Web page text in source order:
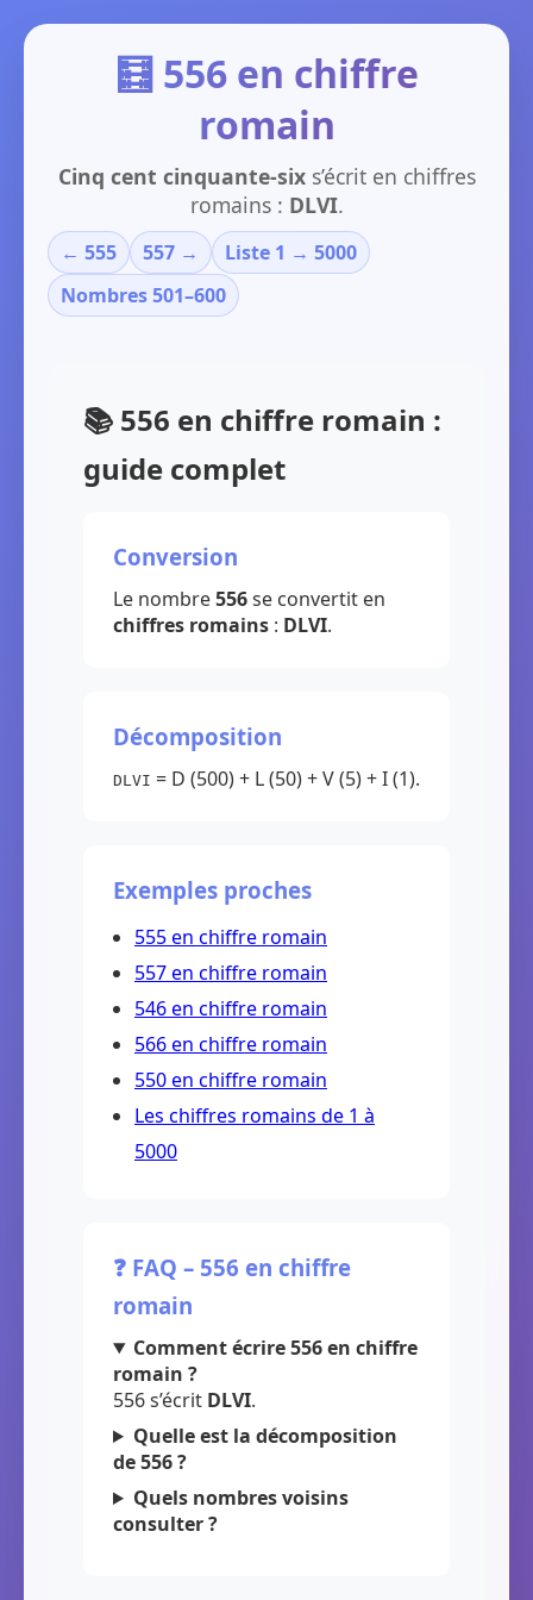
🧮 556 en chiffre
romain
Cinq cent cinquante-sixs’écrit en chiffres
romains : DLVI.
← 555 557 →
Liste 1 → 5000
Nombres 501–600
📚 556 en chiffre romain :
guide complet
Conversion
Le nombre556se convertit en
chiffres romains : DLVI.
Décomposition
DLVI = D (500) + L (50) + V (5) + I (1).
Exemples proches
555 en chiffre romain
557 en chiffre romain
546 en chiffre romain
566 en chiffre romain
550 en chiffre romain
Les chiffres romains de 1 à
5000
❓ FAQ – 556 en chiffre
romain
Comment écrire 556 en chiffre
romain ?
556 s’écrit DLVI.
Quelle est la décomposition
de 556 ?
Quels nombres voisins
consulter ?